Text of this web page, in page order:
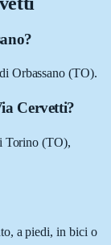
Orbassano (TO).
Cervetti?
Torino (TO),
a piedi, in bici o